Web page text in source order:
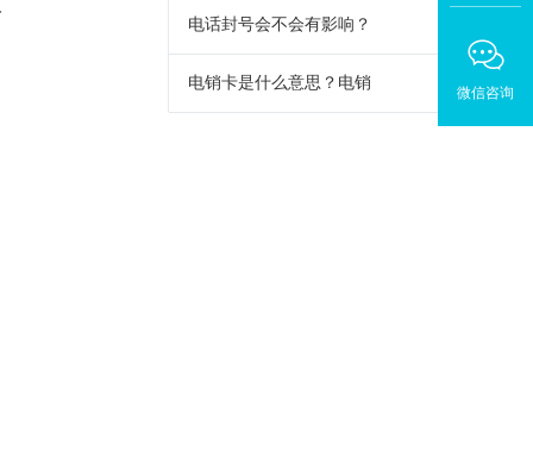
微信咨询
电话封号会不会有影响？
电销卡是什么意思？电销